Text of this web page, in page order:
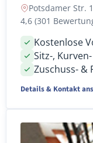
Potsdamer Str.
4,6 (301
Kostenlose
Sitz-,
Zuschuss- &
Details & Kontakt